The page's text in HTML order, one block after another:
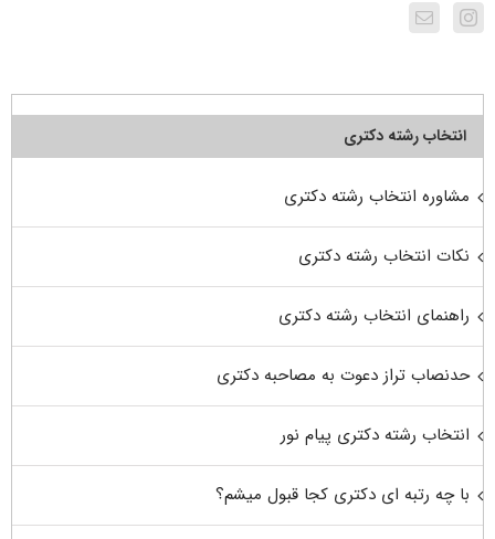
انتخاب رشته دکتری
مشاوره انتخاب رشته دکتری
نکات انتخاب رشته دکتری
راهنمای انتخاب رشته دکتری
حدنصاب تراز دعوت به مصاحبه دکتری
انتخاب رشته دکتری پیام نور
با چه رتبه ای دکتری کجا قبول میشم؟